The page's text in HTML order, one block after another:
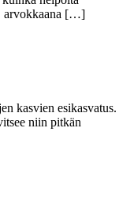
arvokkaana […]
kasvien esikasvatus.
niin pitkän